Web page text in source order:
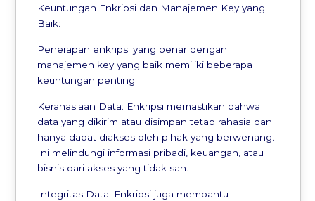
Keuntungan Enkripsi dan Manajemen Key yang
Baik:
Penerapan enkripsi yang benar dengan
manajemen key yang baik memiliki beberapa
keuntungan penting:
Kerahasiaan Data: Enkripsi memastikan bahwa
data yang dikirim atau disimpan tetap rahasia dan
hanya dapat diakses oleh pihak yang berwenang.
Ini melindungi informasi pribadi, keuangan, atau
bisnis dari akses yang tidak sah.
Integritas Data: Enkripsi juga membantu